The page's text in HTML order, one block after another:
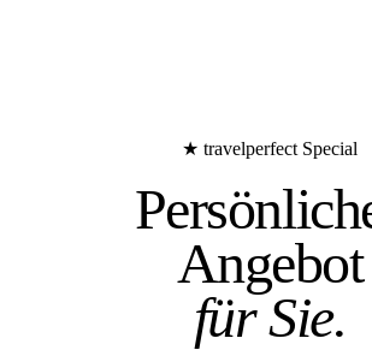
★ travelperfect Special
Angebot
für Sie.